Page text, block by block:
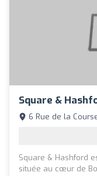
Square &
6 Rue de la
Square & Hashford
située au cœur de